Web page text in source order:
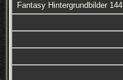
Fantasy Hintergrundbilder 144